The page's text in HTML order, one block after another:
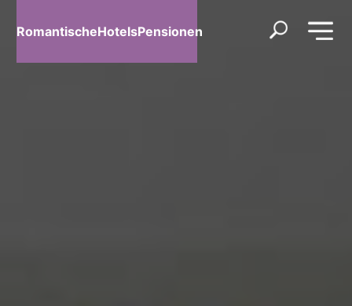
RomantischeHotelsPensionen